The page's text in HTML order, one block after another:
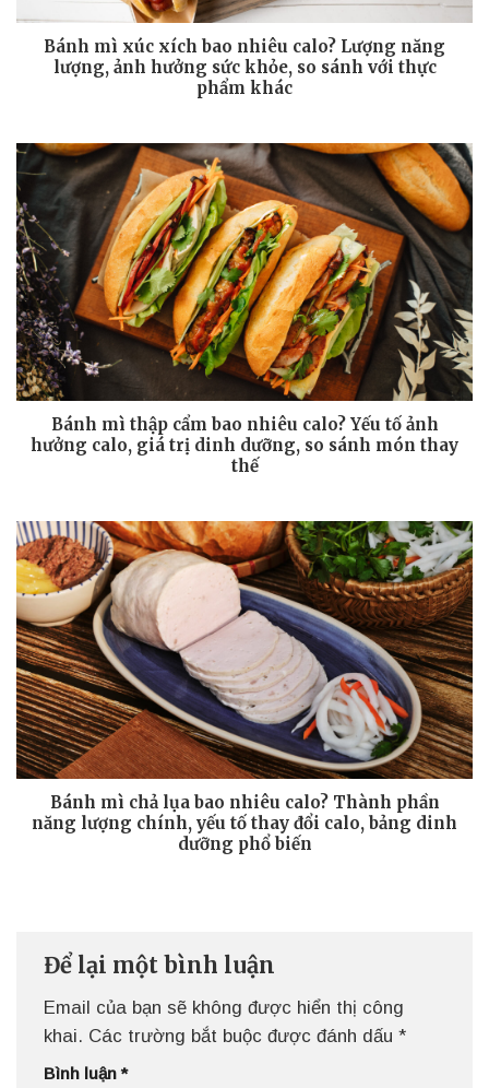
Bánh mì xúc xích bao nhiêu calo? Lượng năng
lượng, ảnh hưởng sức khỏe, so sánh với thực
phẩm khác
Bánh mì thập cẩm bao nhiêu calo? Yếu tố ảnh
hưởng calo, giá trị dinh dưỡng, so sánh món thay
thế
Bánh mì chả lụa bao nhiêu calo? Thành phần
năng lượng chính, yếu tố thay đổi calo, bảng dinh
dưỡng phổ biến
Để lại một bình luận
Email của bạn sẽ không được hiển thị công
khai. Các trường bắt buộc được đánh dấu *
Bình luận*